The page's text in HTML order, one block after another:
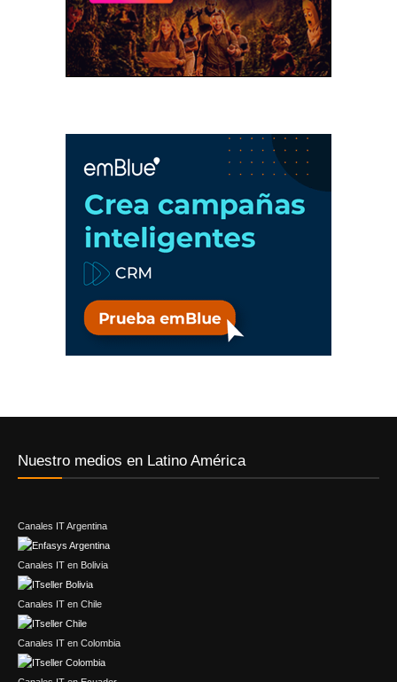
Nuestro medios en Latino América
Canales IT Argentina
Canales IT en Bolivia
Canales IT en Chile
Canales IT en Colombia